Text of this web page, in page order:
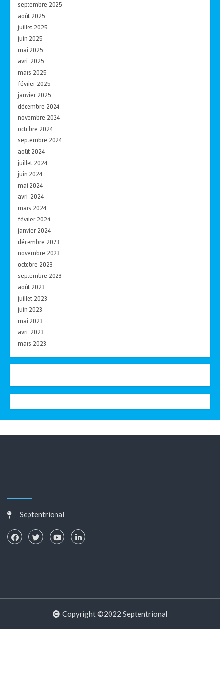
septembre 2025
août 2025
juillet 2025
juin 2025
mai 2025
avril 2025
mars 2025
février 2025
janvier 2025
décembre 2024
novembre 2024
octobre 2024
septembre 2024
août 2024
juillet 2024
juin 2024
mai 2024
avril 2024
mars 2024
février 2024
janvier 2024
décembre 2023
novembre 2023
octobre 2023
septembre 2023
août 2023
juillet 2023
juin 2023
mai 2023
avril 2023
mars 2023
Septentrional
Copyright ©2022 Septentrional